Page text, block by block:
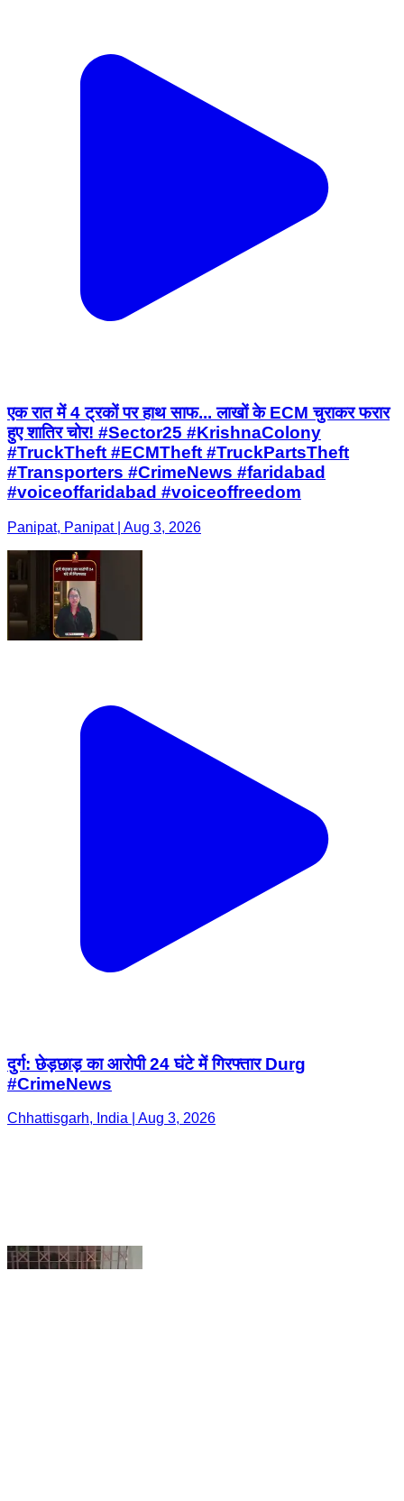
एक रात में 4 ट्रकों पर हाथ साफ... लाखों के ECM चुराकर फरार
Panipat, Panipat | Aug 3, 2026
दुर्ग: छेड़छाड़ का आरोपी 24 घंटे में गिरफ्तार Durg
#CrimeNews